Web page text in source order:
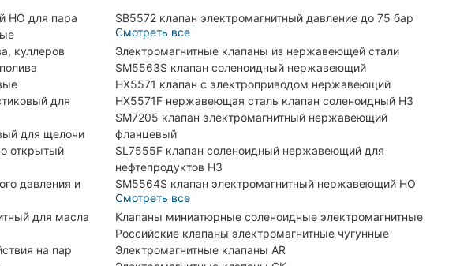
НО для пара
куллеров
для
для щелочи
открытый
давления и
для масла
на пар
SB5572 клапан электромагнитный давление до 75 бар
Смотреть все
Электромагнитные клапаны из нержавеющей стали
SM5563S клапан соленоидный нержавеющий
HX5571 клапан с электроприводом нержавеющий
HX5571F нержавеющая сталь клапан соленоидный НЗ
SM7205 клапан электромагнитный нержавеющий
фланцевый
SL7555F клапан соленоидный нержавеющий для
нефтепродуктов НЗ
SM5564S клапан электромагнитный нержавеющий НО
Смотреть все
Клапаны миниатюрные соленоидные электромагнитные
Российские клапаны электромагнитные чугунные
Электромагнитные клапаны AR